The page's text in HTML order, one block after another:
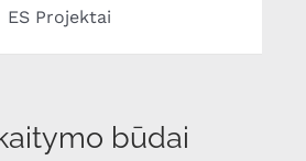
ES Projektai
būdai